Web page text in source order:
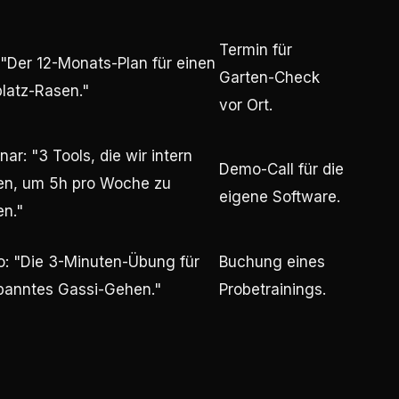
"Der 12-Monats-Plan für einen
Rasen."
Termin für
Garten-Check
vor Ort.
"3 Tools, die wir intern
um 5h pro Woche zu
Demo-Call für die
eigene Software.
"Die 3-Minuten-Übung für
Gassi-Gehen."
Buchung eines
Probetrainings.